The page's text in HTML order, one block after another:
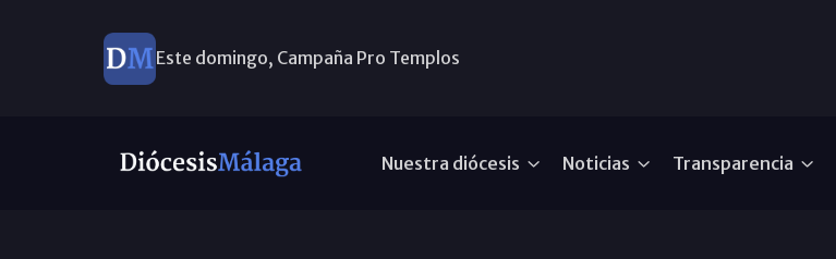
Este domingo, Campaña Pro Templos
Nuestra diócesis Noticias Transparencia